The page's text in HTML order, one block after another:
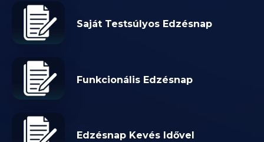
Saját Testsúlyos Edzésnap
Funkcionális Edzésnap
Edzésnap Kevés Idővel